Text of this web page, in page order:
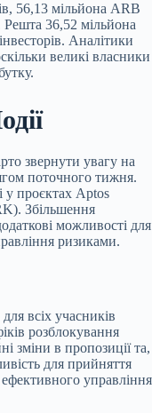
56,13 мільйона ARB
36,52 мільйона
Аналітики
великі власники
звернути увагу на
поточного тижня.
у проєктах Aptos
Збільшення
можливості для
ризиками.
всіх учасників
розблокування
зміни в пропозиції та,
для прийняття
управління